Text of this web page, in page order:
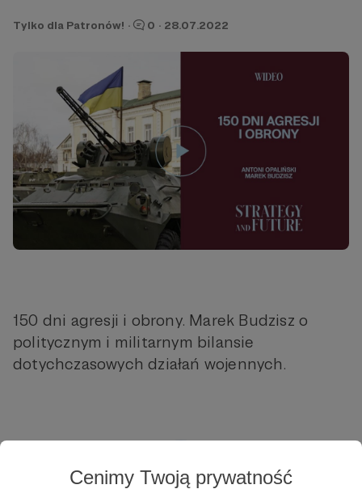
Cenimy Twoją prywatność
Tylko dla Patronów! · 0 · 28.07.2022
150 dni agresji i obrony. Marek Budzisz o
politycznym i militarnym bilansie
dotychczasowych działań wojennych.